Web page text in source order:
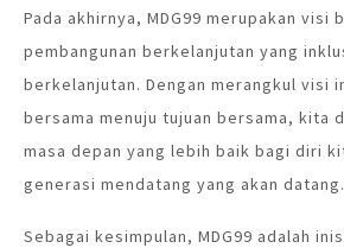
Pada akhirnya, MDG99 merupakan visi
pembangunan berkelanjutan yang
berkelanjutan. Dengan merangkul visi
bersama menuju tujuan bersama, kita
masa depan yang lebih baik bagi diri
generasi mendatang yang akan datang.
Sebagai kesimpulan, MDG99 adalah